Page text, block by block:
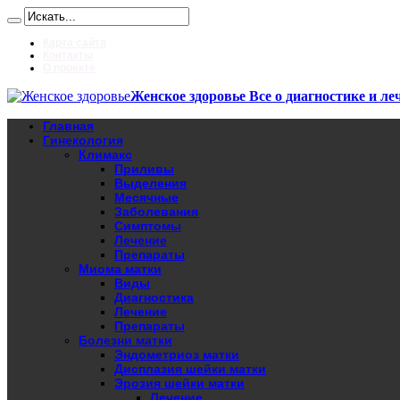
Женское здоровье Все о диагностике и
Главная
Гинекология
Климакс
Приливы
Выделения
Месячные
Заболевания
Симптомы
Лечение
Препараты
Миома матки
Виды
Диагностика
Лечение
Препараты
Болезни матки
Эндометриоз матки
Дисплазия шейки матки
Эрозия шейки матки